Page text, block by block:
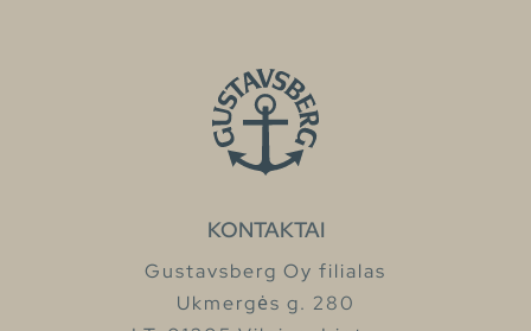
KONTAKTAI
Gustavsberg Oy filialas
Ukmergės g. 280